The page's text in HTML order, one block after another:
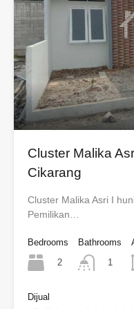
Cluster Malika
Cikarang
Cluster Malika Asri I
Pemilikan…
Bedrooms
2
Bathrooms
1
Dijual